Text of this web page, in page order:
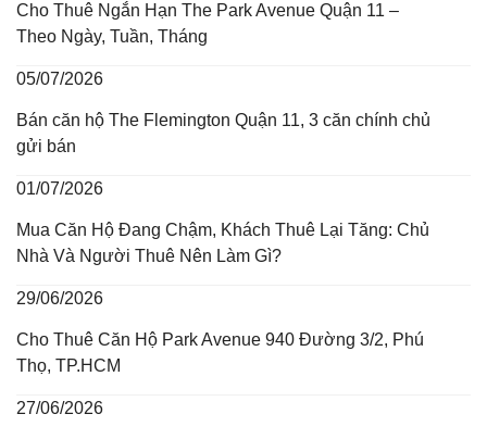
Cho Thuê Ngắn Hạn The Park Avenue Quận 11 –
Theo Ngày, Tuần, Tháng
05/07/2026
Bán căn hộ The Flemington Quận 11, 3 căn chính chủ
gửi bán
01/07/2026
Mua Căn Hộ Đang Chậm, Khách Thuê Lại Tăng: Chủ
Nhà Và Người Thuê Nên Làm Gì?
29/06/2026
Cho Thuê Căn Hộ Park Avenue 940 Đường 3/2, Phú
Thọ, TP.HCM
27/06/2026